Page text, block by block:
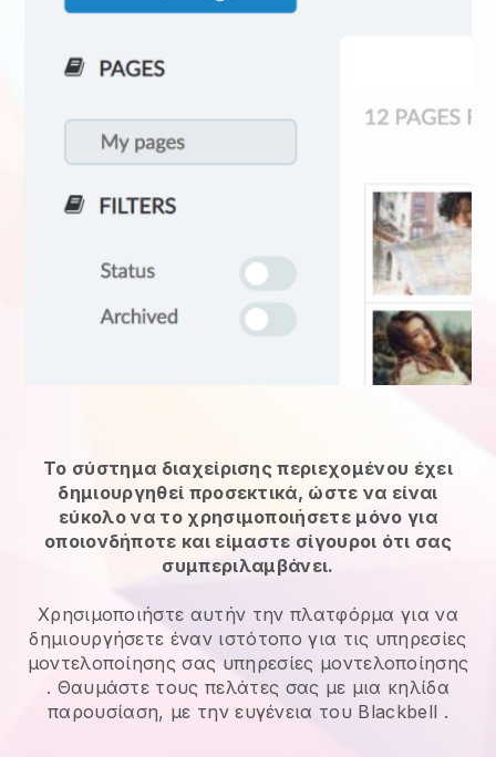
Το σύστημα διαχείρισης περιεχομένου έχει
δημιουργηθεί προσεκτικά, ώστε να είναι
εύκολο να το χρησιμοποιήσετε μόνο για
οποιονδήποτε και είμαστε σίγουροι ότι σας
συμπεριλαμβάνει.
Χρησιμοποιήστε αυτήν την πλατφόρμα για να
δημιουργήσετε έναν ιστότοπο για τις υπηρεσίες
μοντελοποίησης σας υπηρεσίες μοντελοποίησης
. Θαυμάστε τους πελάτες σας με μια κηλίδα
παρουσίαση, με την ευγένεια του Blackbell .